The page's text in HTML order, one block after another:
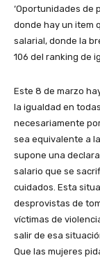
‘Oportunidades de
donde hay un item
salarial, donde la
106 del ranking de
Este 8 de marzo
la igualdad en
necesariamente
sea equivalente a
supone una
salario que se
cuidados. Esta
desprovistas de
víctimas de
salir de esa
Que las mujeres